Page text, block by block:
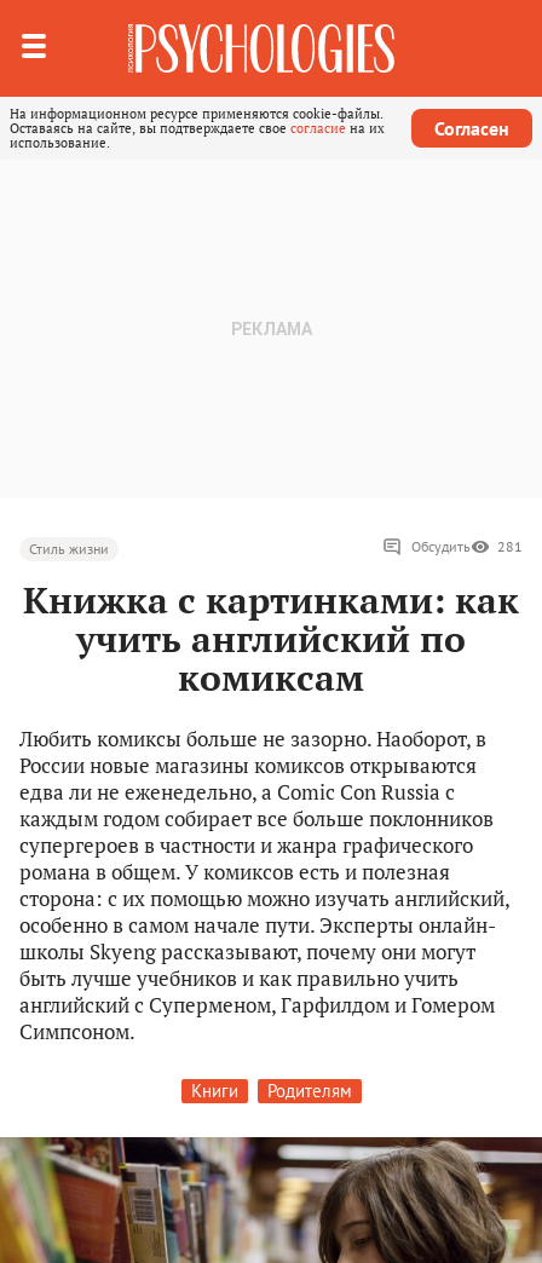
На информационном ресурсе применяются cookie-файлы.
Оставаясь на сайте, вы подтверждаете свое согласие на их
использование.
Согласен
Стиль жизни Обсудить 281
Книжка с картинками: как
учить английский по
комиксам
Любить комиксы больше не зазорно. Наоборот, в
России новые магазины комиксов открываются
едва ли не еженедельно, а Comic Con Russia с
каждым годом собирает все больше поклонников
супергероев в частности и жанра графического
романа в общем. У комиксов есть и полезная
сторона: с их помощью можно изучать английский,
особенно в самом начале пути. Эксперты онлайн-
школы Skyeng рассказывают, почему они могут
быть лучше учебников и как правильно учить
английский с Суперменом, Гарфилдом и Гомером
Симпсоном.
Книги Родителям